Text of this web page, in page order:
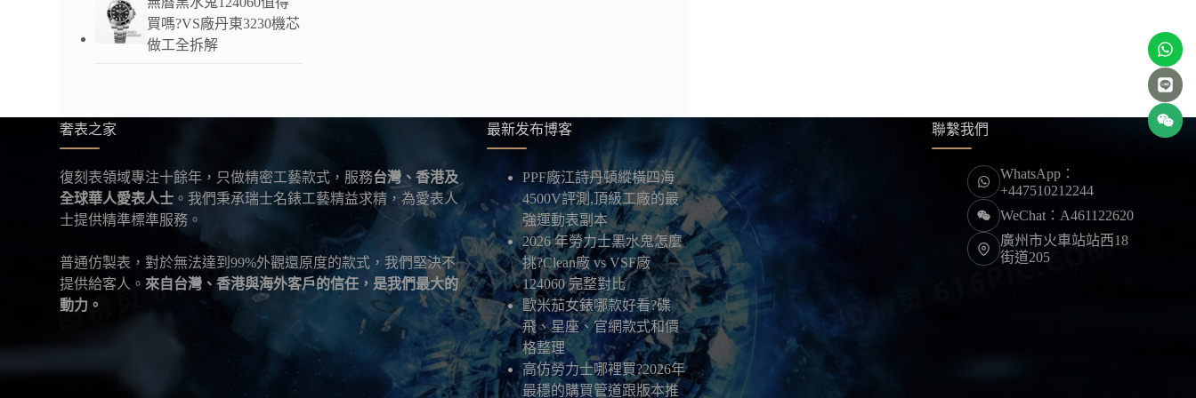
買嗎?VS廠丹東3230機芯
做工全拆解
奢表之家
復刻表領域專注十餘年，只做精密工藝款式，服務台灣、香港及
全球華人愛表人士 。我們秉承瑞士名錶工藝精益求精，為愛表人
士提供精準標準服務。
普通仿製表，對於無法達到99%外觀還原度的款式，我們堅決不
提供給客人。 來自台灣、香港與海外客戶的信任，是我們最大的
動力。
最新发布博客
PPF廠江詩丹頓縱橫四海
4500V評測,頂級工廠的最
強運動表副本
2026 年勞力士黑水鬼怎麼
挑?Clean廠 vs VSF廠
124060 完整對比
歐米茄女錶哪款好看?碟
飛、星座、官網款式和價
格整理
高仿勞力士哪裡買?2026年
最穩的購買管道跟版本推
聯繫我們
WhatsApp：
+447510212244
WeChat：A461122620
廣州市火車站站西18
街道205